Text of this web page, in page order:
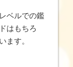
ベルでの鑑
はもちろ
ます。